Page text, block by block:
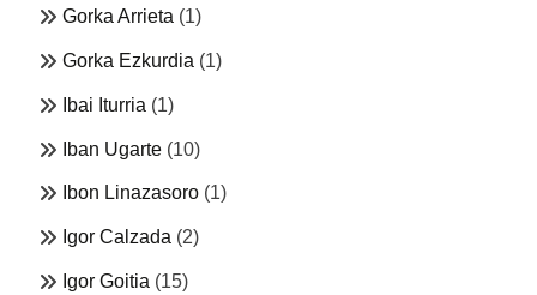
Gorka Arrieta (1)
Gorka Ezkurdia (1)
Ibai Iturria (1)
Iban Ugarte (10)
Ibon Linazasoro (1)
Igor Calzada (2)
Igor Goitia (15)